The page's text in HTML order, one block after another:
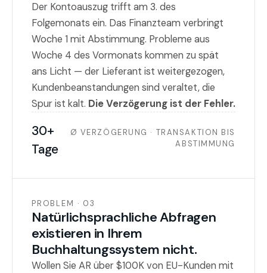
Der Kontoauszug trifft am 3. des
Folgemonats ein. Das Finanzteam verbringt
Woche 1 mit Abstimmung. Probleme aus
Woche 4 des Vormonats kommen zu spät
ans Licht — der Lieferant ist weitergezogen,
Kundenbeanstandungen sind veraltet, die
Spur ist kalt. Die Verzögerung ist der Fehler.
30+
Tage
Ø VERZÖGERUNG · TRANSAKTION BIS
ABSTIMMUNG
PROBLEM · 03
Natürlichsprachliche Abfragen
existieren in Ihrem
Buchhaltungssystem nicht.
Wollen Sie AR über $100K von EU-Kunden mit